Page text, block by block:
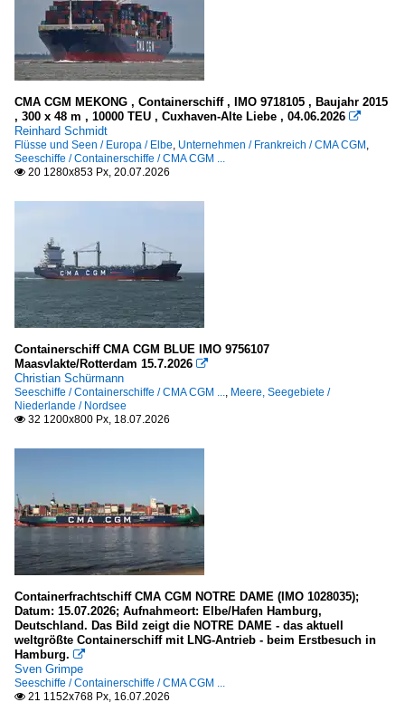
Seezeichen, Leuchtfeuer in Deutschland
Elbe
Werften und Docks
Deutschland
Seenotrettung / SAR - Deutschland
G
Unternehmen
Deutschland
DGzRS, Bremen
Schweiz
Mediterranean Shipping Company (MSC), Genf
Taiwan
Evergreen Marine
CMA CGM MEKONG , Containerschiff , IMO 9718105 , Baujahr 2015
, 300 x 48 m , 10000 TEU , Cuxhaven-Alte Liebe , 04.06.2026 
Reinhard Schmidt
Flüsse und Seen / Europa / Elbe, Unternehmen / Frankreich / CMA CGM ,
Seeschiffe / Containerschiffe / CMA CGM ...
 20 1280x853 Px, 20.07.2026
Containerschiff CMA CGM BLUE IMO 9756107
Maasvlakte/Rotterdam 15.7.2026 
Christian Schürmann
Seeschiffe / Containerschiffe / CMA CGM ..., Meere, Seegebiete /
Niederlande / Nordsee
 32 1200x800 Px, 18.07.2026
Containerfrachtschiff CMA CGM NOTRE DAME (IMO 1028035);
Datum: 15.07.2026; Aufnahmeort: Elbe/Hafen Hamburg,
Deutschland. Das Bild zeigt die NOTRE DAME - das aktuell
weltgrößte Containerschiff mit LNG-Antrieb - beim Erstbesuch in
Hamburg. 
Sven Grimpe
Seeschiffe / Containerschiffe / CMA CGM ...
 21 1152x768 Px, 16.07.2026